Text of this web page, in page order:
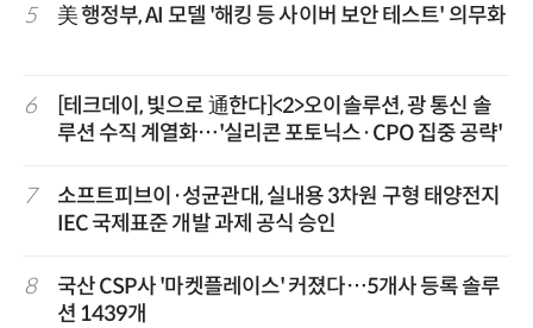
5 美 행정부, AI 모델 '해킹 등 사이버 보안 테스트' 의무화
6
[테크데이, 빛으로 通한다]<2>오이솔루션, 광 통신 솔
루션 수직 계열화…'실리콘 포토닉스·CPO 집중 공략'
7
소프트피브이·성균관대, 실내용 3차원 구형 태양전지
IEC 국제표준 개발 과제 공식 승인
8
국산 CSP사 '마켓플레이스' 커졌다…5개사 등록 솔루
션 1439개